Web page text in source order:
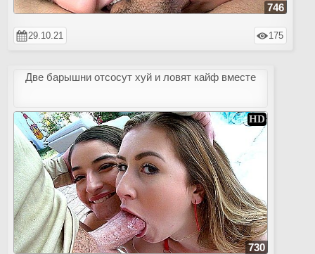
746
29.10.21 175
Две барышни отсосут хуй и ловят кайф вместе
730